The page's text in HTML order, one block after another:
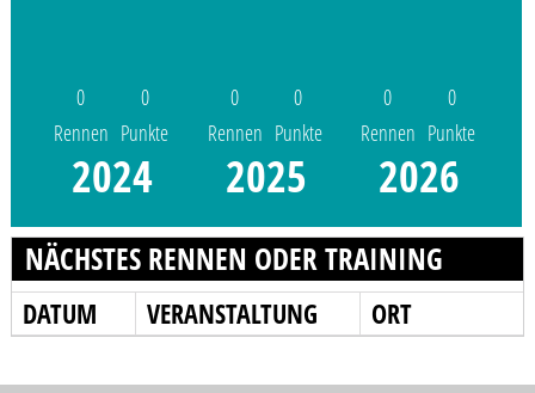
0
Rennen
0
Punkte
2024
0
Rennen
0
Punkte
2025
0
Rennen
0
Punkte
2026
NÄCHSTES RENNEN ODER TRAINING
DATUM VERANSTALTUNG ORT